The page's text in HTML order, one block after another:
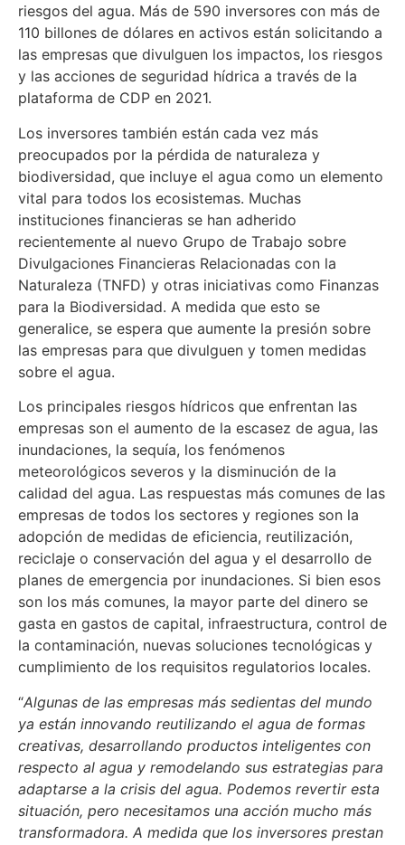
riesgos del agua. Más de 590 inversores con más de
110 billones de dólares en activos están solicitando a
las empresas que divulguen los impactos, los riesgos
y las acciones de seguridad hídrica a través de la
plataforma de CDP en 2021.
Los inversores también están cada vez más
preocupados por la pérdida de naturaleza y
biodiversidad, que incluye el agua como un elemento
vital para todos los ecosistemas. Muchas
instituciones financieras se han adherido
recientemente al nuevo Grupo de Trabajo sobre
Divulgaciones Financieras Relacionadas con la
Naturaleza (TNFD) y otras iniciativas como Finanzas
para la Biodiversidad. A medida que esto se
generalice, se espera que aumente la presión sobre
las empresas para que divulguen y tomen medidas
sobre el agua.
Los principales riesgos hídricos que enfrentan las
empresas son el aumento de la escasez de agua, las
inundaciones, la sequía, los fenómenos
meteorológicos severos y la disminución de la
calidad del agua. Las respuestas más comunes de las
empresas de todos los sectores y regiones son la
adopción de medidas de eficiencia, reutilización,
reciclaje o conservación del agua y el desarrollo de
planes de emergencia por inundaciones. Si bien esos
son los más comunes, la mayor parte del dinero se
gasta en gastos de capital, infraestructura, control de
la contaminación, nuevas soluciones tecnológicas y
cumplimiento de los requisitos regulatorios locales.
“Algunas de las empresas más sedientas del mundo
ya están innovando reutilizando el agua de formas
creativas, desarrollando productos inteligentes con
respecto al agua y remodelando sus estrategias para
adaptarse a la crisis del agua. Podemos revertir esta
situación, pero necesitamos una acción mucho más
transformadora. A medida que los inversores prestan